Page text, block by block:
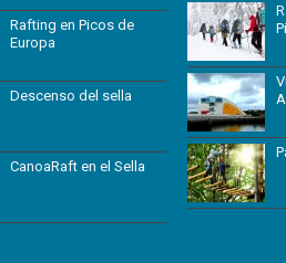
Rafting en Picos de
Europa
Descenso del sella
CanoaRaft en el Sella